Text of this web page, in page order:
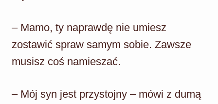
– Mamo, ty naprawdę nie umiesz
zostawić spraw samym sobie. Zawsze
musisz coś namieszać.
– Mój syn jest przystojny – mówi z dumą